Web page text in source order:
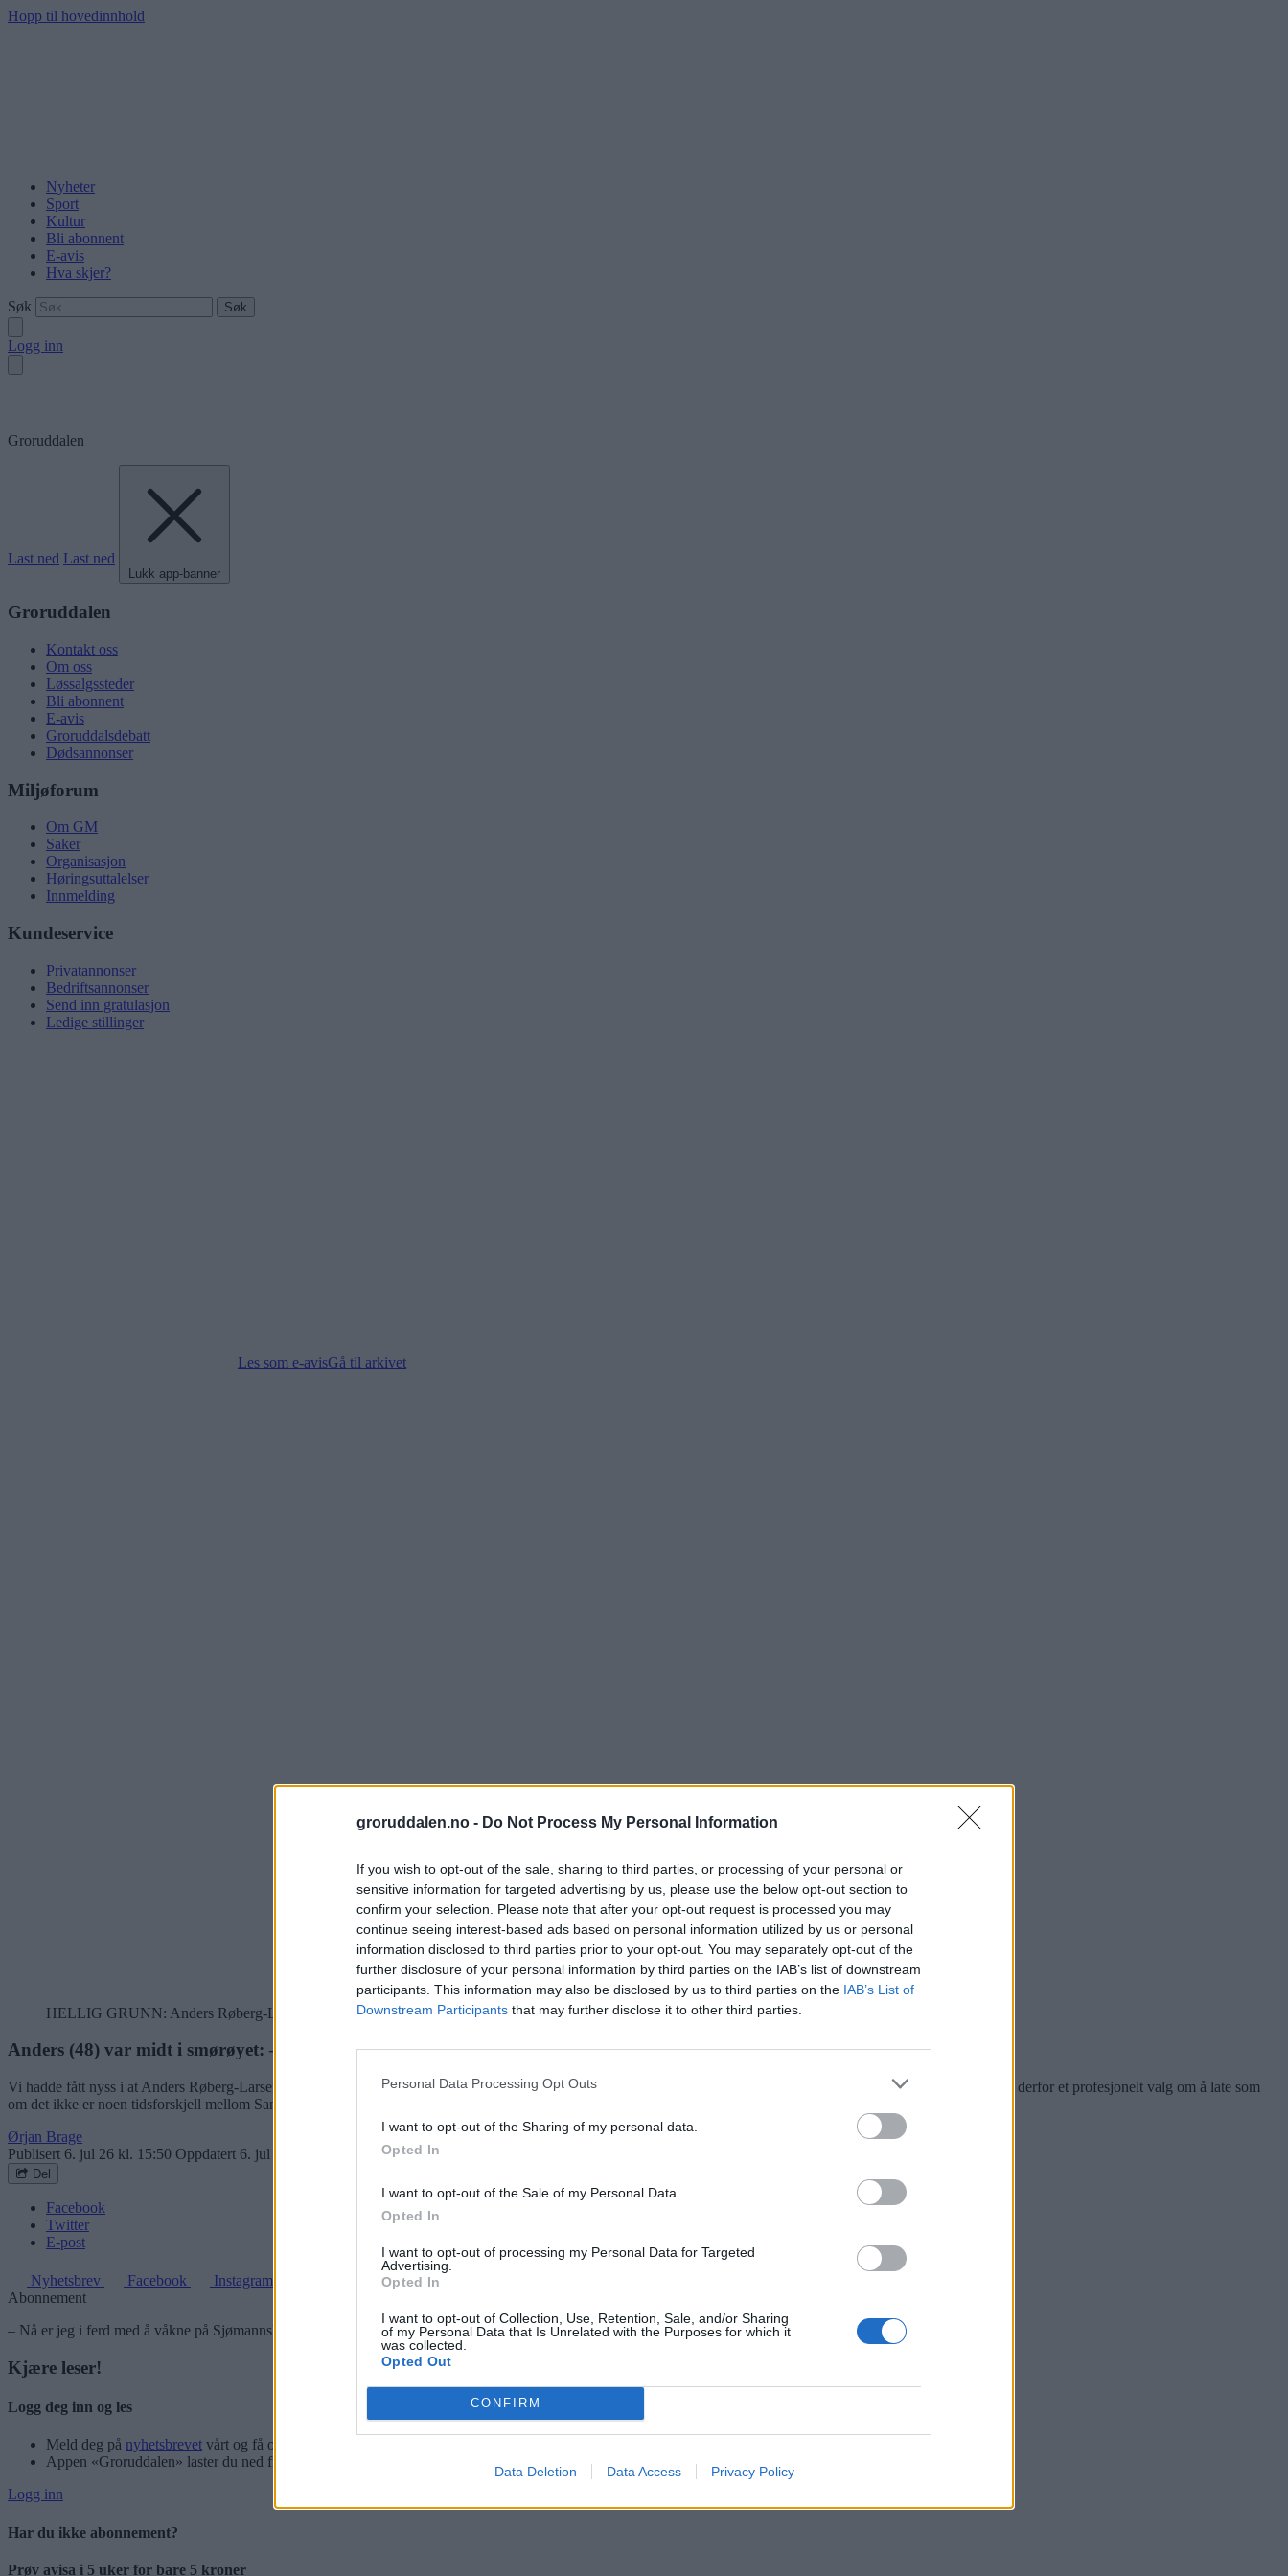
groruddalen.no - Do Not Process My Personal Information
If you wish to opt-out of the sale, sharing to third parties, or processing of your personal or
sensitive information for targeted advertising by us, please use the below opt-out section to
confirm your selection. Please note that after your opt-out request is processed you may
continue seeing interest-based ads based on personal information utilized by us or personal
information disclosed to third parties prior to your opt-out. You may separately opt-out of the
further disclosure of your personal information by third parties on the IAB’s list of downstream
participants. This information may also be disclosed by us to third parties on the IAB’s List of
Downstream Participants that may further disclose it to other third parties.
Personal Data Processing Opt Outs
I want to opt-out of the Sharing of my personal data.
Opted In
I want to opt-out of the Sale of my Personal Data.
Opted In
I want to opt-out of processing my Personal Data for Targeted
Advertising.
Opted In
I want to opt-out of Collection, Use, Retention, Sale, and/or Sharing
of my Personal Data that Is Unrelated with the Purposes for which it
was collected.
Opted Out
CONFIRM
Data Deletion Data Access Privacy Policy
Hopp til hovedinnhold
Nyheter
Sport
Kultur
Bli abonnent
E-avis
Hva skjer?
Søk
Logg inn
Groruddalen
Last ned Last ned
Lukk app-banner
Groruddalen
Kontakt oss
Om oss
Løssalgssteder
Bli abonnent
E-avis
Groruddalsdebatt
Dødsannonser
Miljøforum
Om GM
Saker
Organisasjon
Høringsuttalelser
Innmelding
Kundeservice
Privatannonser
Bedriftsannonser
Send inn gratulasjon
Ledige stillinger
Les som e-avisGå til arkivet
HELLIG GRUNN: Anders Røberg-Larsen og Christian Vammervold Dreyer, direktør i USBL, var på MetLife stadion da det ble skrevet norsk fotballhistorie.
Anders (48) var midt i smørøyet: – Et eventyr fra start til slutt!
Vi hadde fått nyss i at Anders Røberg-Larsen, BU-leder på Grorud, befant seg i New York og ikke minst på MetLife stadion i New Jersey i går. Mandag morgen tok vi derfor et profesjonelt valg om å late som
om det ikke er noen tidsforskjell mellom Sandås og Manhattan, og sporty nok fikk vi faktisk svar fra en lett overveldet Grorud-gutt.
Ørjan Brage
Publisert 6. jul 26 kl. 15:50 Oppdatert 6. jul 26 kl. 20:07
Del
Facebook
Twitter
E-post
Nyhetsbrev Facebook
Instagram
Abonnement
– Nå er jeg i ferd med å våkne på Sjømannskirka og prøver å gni søvnen ut av øya. Dette er uten tvil en av de største idrettsopplevelsene jeg har hatt!
Kjære leser!
Logg deg inn og les
Meld deg på nyhetsbrevet vårt og få oppdateringer rett i innboksen.
Appen «Groruddalen» laster du ned fra App Store og Google Play
Logg inn
Har du ikke abonnement?
Prøv avisa i 5 uker for bare 5 kroner